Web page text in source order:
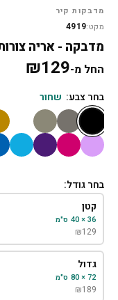
מדבקות קיר
מקט:4919
מדבקה - אריה
החל מ- ₪129
בחר צבע: שחור
בחר גודל:
קטן
36 × 40 ס"מ
₪129
גדול
72 × 80 ס"מ
₪189